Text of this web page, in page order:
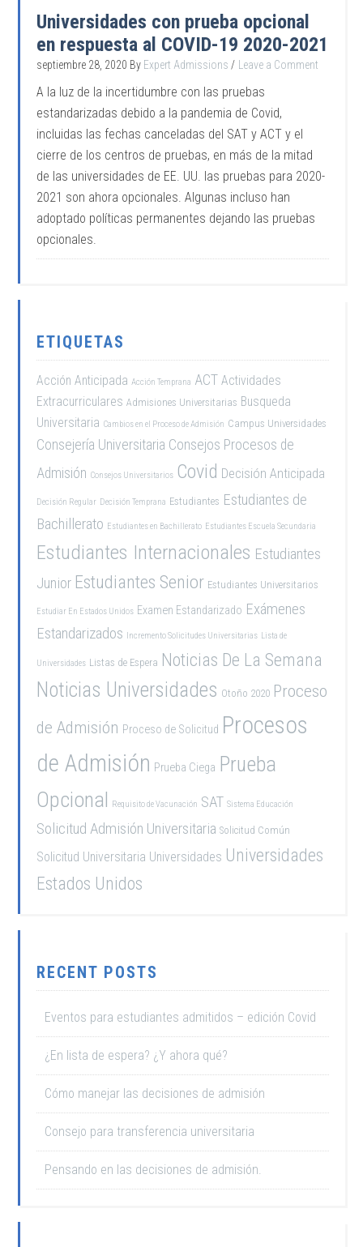
Universidades con prueba opcional
en respuesta al COVID-19 2020-2021
septiembre 28, 2020 By Expert Admissions Leave a Comment
A la luz de la incertidumbre con las pruebas
estandarizadas debido a la pandemia de Covid,
incluidas las fechas canceladas del SAT y ACT y el
cierre de los centros de pruebas, en más de la mitad
de las universidades de EE. UU. las pruebas para 2020-
2021 son ahora opcionales. Algunas incluso han
adoptado políticas permanentes dejando las pruebas
opcionales.
ETIQUETAS
Acción Anticipada Acción Temprana ACT Actividades
Extracurriculares Admisiones Universitarias Busqueda
Universitaria Cambios en el Proceso de Admisión Campus Universidades
Consejería Universitaria Consejos Procesos de
Admisión Consejos Universitarios Covid Decisión Anticipada
Decisión Regular Decisión Temprana Estudiantes Estudiantes de
Bachillerato Estudiantes en Bachillerato Estudiantes Escuela Secundaria
Estudiantes Internacionales Estudiantes
Junior Estudiantes Senior Estudiantes Universitarios
Estudiar En Estados Unidos Examen Estandarizado Exámenes
Estandarizados Incremento Solicitudes Universitarias Lista de
Universidades Listas de Espera Noticias De La Semana
Noticias Universidades Otoño 2020 Proceso
de Admisión Proceso de Solicitud Procesos
de Admisión Prueba Ciega Prueba
Opcional Requisito de Vacunación SAT Sistema Educación
Solicitud Admisión Universitaria Solicitud Común
Solicitud Universitaria Universidades Universidades
Estados Unidos
RECENT POSTS
Eventos para estudiantes admitidos – edición Covid
¿En lista de espera? ¿Y ahora qué?
Cómo manejar las decisiones de admisión
Consejo para transferencia universitaria
Pensando en las decisiones de admisión.